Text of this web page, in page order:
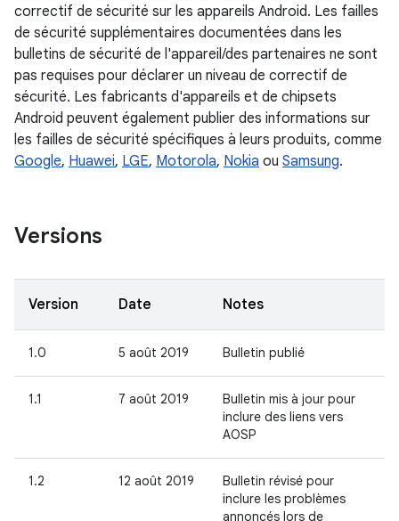
correctif de sécurité sur les appareils Android. Les failles
de sécurité supplémentaires documentées dans les
bulletins de sécurité de l'appareil/des partenaires ne sont
pas requises pour déclarer un niveau de correctif de
sécurité. Les fabricants d'appareils et de chipsets
Android peuvent également publier des informations sur
les failles de sécurité spécifiques à leurs produits, comme
Google, Huawei, LGE, Motorola, Nokia ou Samsung.
Versions
Version Date Notes
1.0 5 août 2019 Bulletin publié
1.1 7 août 2019
Bulletin mis à jour pour
inclure des liens vers
AOSP
1.2 12 août 2019
Bulletin révisé pour
inclure les problèmes
annoncés lors de